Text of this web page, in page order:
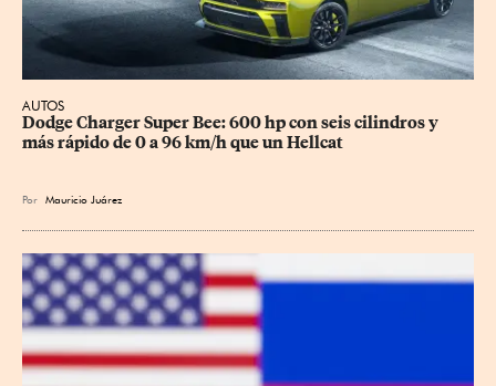
AUTOS
Dodge Charger Super Bee: 600 hp con seis cilindros y
más rápido de 0 a 96 km/h que un Hellcat
Por Mauricio Juárez